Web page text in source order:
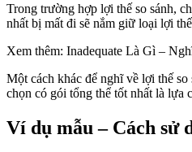
Trong trường hợp lợi thế so sánh,
nhất bị mất đi sẽ nắm giữ loại lợi
Xem thêm: Inadequate Là Gì –
Một cách khác để nghĩ về lợi thế
chọn có gói tổng thể tốt nhất là lựa
Ví dụ mẫu – Cách sử